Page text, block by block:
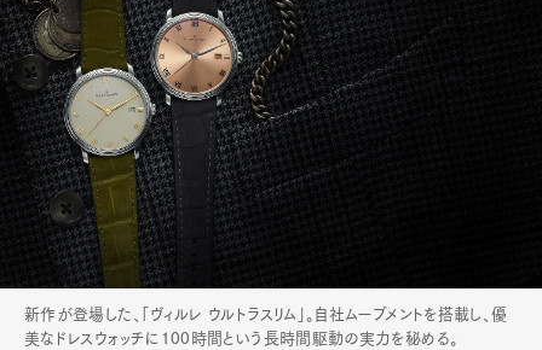
新作が登場した、「ヴィルレ ウルトラスリム」。自社ムーブメントを搭載し、優
美なドレスウォッチに100時間という長時間駆動の実力を秘める。